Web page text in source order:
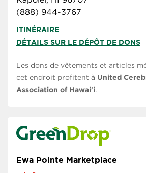
(888) 944-3767
ITINÉRAIRE
DÉTAILS SUR LE DÉPÔT DE DONS
Les dons de vêtements et articles
cet endroit profitent à United
Association of Hawai'i.
Ewa Pointe Marketplace